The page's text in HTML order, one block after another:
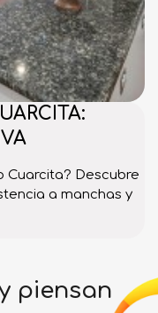
Cuarcita? Descubre
a manchas y
piensan